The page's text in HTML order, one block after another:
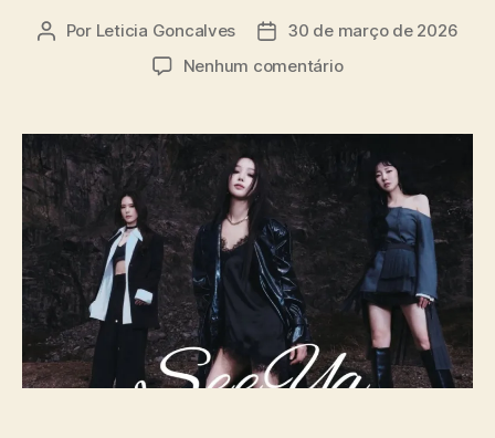
A
r
o
p
o
t
Por Leticia Goncalves
D
d
u
b
l
i
c
ã
30 de março de 2026
Nenhum comentárioe
S
l
e
,
S